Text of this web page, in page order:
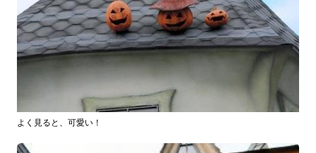
よく見ると、可愛い！